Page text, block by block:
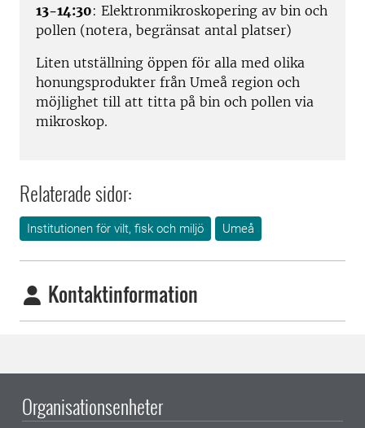
13-14:30: Elektronmikroskopering av bin och
pollen (notera, begränsat antal platser)
Liten utställning öppen för alla med olika
honungsprodukter från Umeå region och
möjlighet till att titta på bin och pollen via
mikroskop.
Relaterade sidor:
Institutionen för vilt, fisk och miljö Umeå
Kontaktinformation
Organisationsenheter